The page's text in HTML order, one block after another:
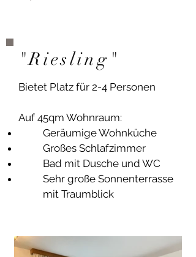
"Riesling"
Bietet Platz für 2-4 Personen
Auf 45qm Wohnraum:
Geräumige Wohnküche
Großes Schlafzimmer
Bad mit Dusche und WC
Sehr große Sonnenterrasse
mit Traumblick